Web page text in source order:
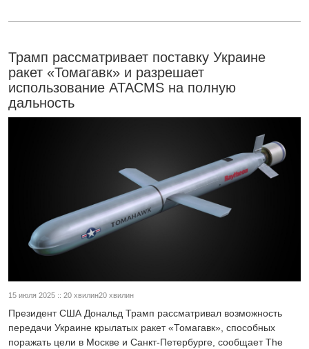
Трамп рассматривает поставку Украине
ракет «Томагавк» и разрешает
использование ATACMS на полную
дальность
15 июля 2025 :: 20 хвилин20 хвилин
Президент США Дональд Трамп рассматривал возможность
передачи Украине крылатых ракет «Томагавк», способных
поражать цели в Москве и Санкт-Петербурге, сообщает The